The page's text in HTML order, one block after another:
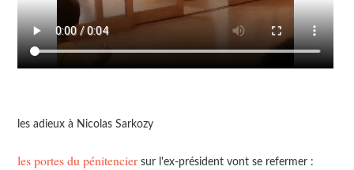
les adieux à Nicolas Sarkozy
les portes du pénitenciersur l'ex-président vont se refermer :